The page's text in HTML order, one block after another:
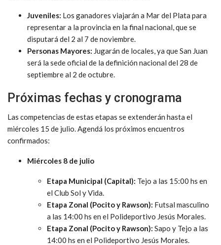
Juveniles: Los ganadores viajarán a Mar del Plata para
representar a la provincia en la final nacional, que se
disputará del 2 al 7 de noviembre.
Personas Mayores: Jugarán de locales, ya que San Juan
será la sede oficial de la definición nacional del 28 de
septiembre al 2 de octubre.
Próximas fechas y cronograma
Las competencias de estas etapas se extenderán hasta el
miércoles 15 de julio. Agendá los próximos encuentros
confirmados:
Miércoles 8 de julio
Etapa Municipal (Capital): Tejo a las 15:00 hs en
el Club Sol y Vida.
Etapa Zonal (Pocito y Rawson): Futsal masculino
a las 14:00 hs en el Polideportivo Jesús Morales.
Etapa Zonal (Pocito y Rawson): Sapo y Tejo a las
14:00 hs en el Polideportivo Jesús Morales.